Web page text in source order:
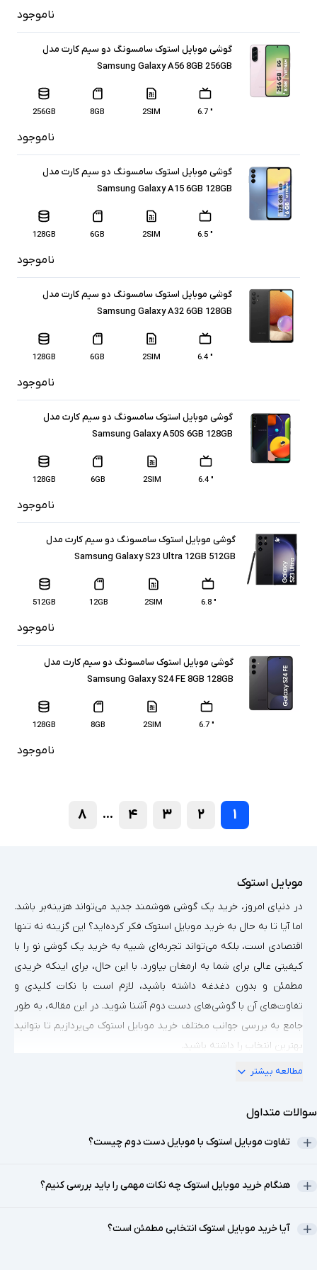
ناموجود
گوشی موبایل استوک سامسونگ دو سیم کارت مدل
Samsung Galaxy A56 8GB 256GB
" 6.7
2SIM
8GB
256GB
ناموجود
گوشی موبایل استوک سامسونگ دو سیم کارت مدل
Samsung Galaxy A15 6GB 128GB
" 6.5
2SIM
6GB
128GB
ناموجود
گوشی موبایل استوک سامسونگ دو سیم کارت مدل
Samsung Galaxy A32 6GB 128GB
" 6.4
2SIM
6GB
128GB
ناموجود
گوشی موبایل استوک سامسونگ دو سیم کارت مدل
Samsung Galaxy A50S 6GB 128GB
" 6.4
2SIM
6GB
128GB
ناموجود
گوشی موبایل استوک سامسونگ دو سیم کارت مدل
Samsung Galaxy S23 Ultra 12GB 512GB
" 6.8
2SIM
12GB
512GB
ناموجود
گوشی موبایل استوک سامسونگ دو سیم کارت مدل
Samsung Galaxy S24 FE 8GB 128GB
" 6.7
2SIM
8GB
128GB
ناموجود
۱ ۲ ۳ ۴ ... ۸
موبایل استوک
در دنیای امروز، خرید یک گوشی هوشمند جدید می‌تواند هزینه‌بر باشد.
اما آیا تا به حال به خرید موبایل استوک فکر کرده‌اید؟ این گزینه نه تنها
اقتصادی است، بلکه می‌تواند تجربه‌ای شبیه به خرید یک گوشی نو را با
کیفیتی عالی برای شما به ارمغان بیاورد. با این حال، برای اینکه خریدی
مطمئن و بدون دغدغه داشته باشید، لازم است با نکات کلیدی و
تفاوت‌های آن با گوشی‌های دست دوم آشنا شوید. در این مقاله، به طور
جامع به بررسی جوانب مختلف خرید موبایل استوک می‌پردازیم تا بتوانید
بهترین انتخاب را داشته باشید.
آگاهانه است. این تمایز به شما کمک می‌کند تا بدانید دقیقاً چه
موبایل استوک (Stock Mobile):
گوشی‌هایی که به دلایل تجاری مانند
یا موجودی مازاد، دوباره عرضه می‌شوند. این محصولات معمولاً در
می‌شوند.
مطالعه بیشتر
سوالات متداول
تفاوت موبایل استوک با موبایل دست دوم چیست؟
هنگام خرید موبایل استوک چه نکات مهمی را باید بررسی کنیم؟
آیا خرید موبایل استوک انتخابی مطمئن است؟